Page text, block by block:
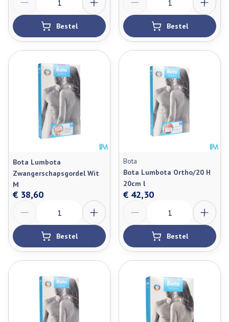
Bestel Bestel
Bota Lumbota
Zwangerschapsgordel Wit
M
€ 38,60
Bestel
Bota
Bota Lumbota Ortho/20 H
20cm l
€ 42,30
Bestel